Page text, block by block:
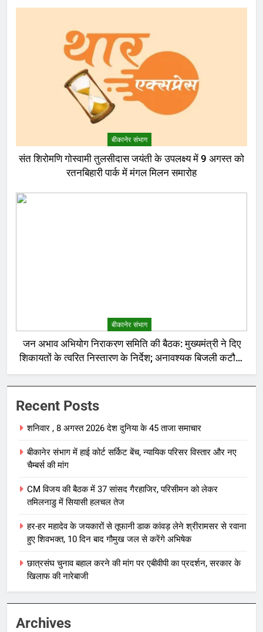
बीकानेर संभाग
संत शिरोमणि गोस्वामी तुलसीदास जयंती के उपलक्ष्य में 9 अगस्त को
रतनबिहारी पार्क में मंगल मिलन समारोह
बीकानेर संभाग
जन अभाव अभियोग निराकरण समिति की बैठक: मुख्यमंत्री ने दिए
शिकायतों के त्वरित निस्तारण के निर्देश; अनावश्यक बिजली कटौती
पर सख्त रुख
Recent Posts
शनिवार , 8 अगस्त 2026 देश दुनिया के 45 ताजा समाचार
बीकानेर संभाग में हाई कोर्ट सर्किट बेंच, न्यायिक परिसर विस्तार और नए
चैम्बर्स की मांग
CM विजय की बैठक में 37 सांसद गैरहाजिर, परिसीमन को लेकर
तमिलनाडु में सियासी हलचल तेज
हर-हर महादेव के जयकारों से तूफानी डाक कांवड़ लेने श्रीरामसर से रवाना
हुए शिवभक्त, 10 दिन बाद गौमुख जल से करेंगे अभिषेक
छात्रसंघ चुनाव बहाल करने की मांग पर एबीवीपी का प्रदर्शन, सरकार के
खिलाफ की नारेबाजी
Archives